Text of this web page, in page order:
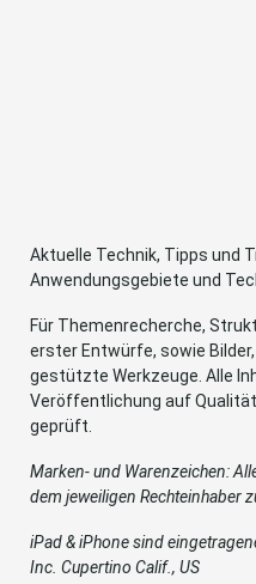
Aktuelle Technik, Tipps und
Anwendungsgebiete und
Für Themenrecherche,
erster Entwürfe, sowie
gestützte Werkzeuge. Alle
Veröffentlichung auf
geprüft.
Marken- und Warenzeichen:
dem jeweiligen Rechteinhaber
iPad & iPhone sind
Inc. Cupertino Calif., US